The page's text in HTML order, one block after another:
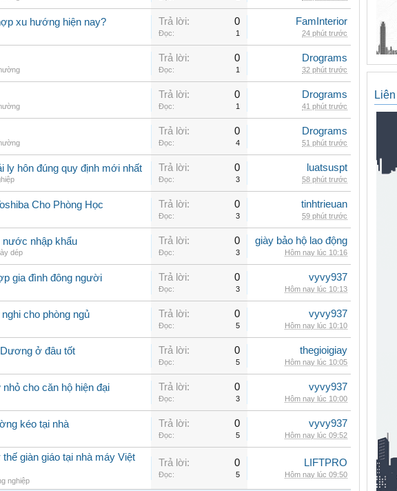
xu hướng hiện nay? Trả lời: 0
Đọc: 1
FamInterior
24 phút trước
Trả lời: 0
Đọc: 1
Drograms
32 phút trước
Trả lời: 0
Đọc: 1
Drograms
41 phút trước
Trả lời: 0
Đọc: 4
Drograms
51 phút trước
ly hôn đúng quy định mới nhất Trả lời: 0
Đọc: 3
luatsuspt
58 phút trước
Cho Phòng Học Trả lời: 0
Đọc: 3
tinhtrieuan
59 phút trước
nước nhập khẩu
dép
Trả lời: 0
Đọc: 3
giày bảo hộ lao động
Hôm nay lúc 10:16
gia đình đông người Trả lời: 0
Đọc: 3
vyvy937
Hôm nay lúc 10:13
cho phòng ngủ Trả lời: 0
Đọc: 5
vyvy937
Hôm nay lúc 10:10
ở đâu tốt Trả lời: 0
Đọc: 5
thegioigiay
Hôm nay lúc 10:05
cho căn hộ hiện đại Trả lời: 0
Đọc: 3
vyvy937
Hôm nay lúc 10:00
kéo tại nhà Trả lời: 0
Đọc: 5
vyvy937
Hôm nay lúc 09:52
giàn giáo tại nhà máy Việt
nghiệp
Trả lời: 0
Đọc: 5
LIFTPRO
Hôm nay lúc 09:50